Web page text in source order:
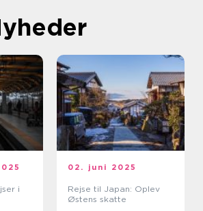
i
02. juni 2025
Rejse til Japan: Oplev
Østens skatte